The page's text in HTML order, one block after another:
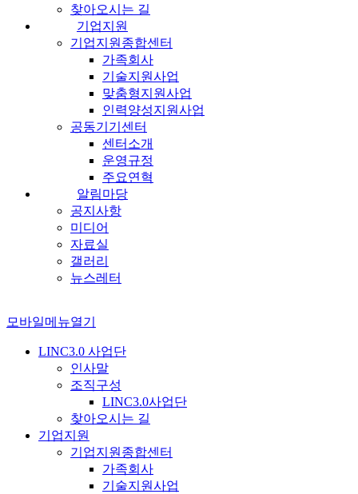
찾아오시는 길
기업지원
기업지원종합센터
가족회사
기술지원사업
맞춤형지원사업
인력양성지원사업
공동기기센터
센터소개
운영규정
주요연혁
알림마당
공지사항
미디어
자료실
갤러리
뉴스레터
모바일메뉴열기
LINC3.0 사업단
인사말
조직구성
LINC3.0사업단
찾아오시는 길
기업지원
기업지원종합센터
가족회사
기술지원사업